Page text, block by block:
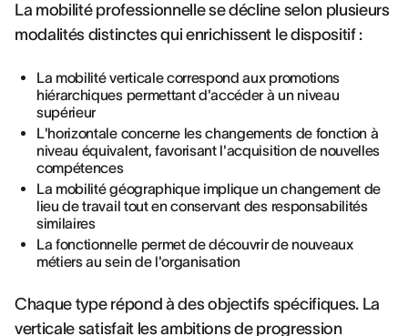
La mobilité professionnelle se décline selon plusieurs
modalités distinctes qui enrichissent le dispositif :
La mobilité verticale correspond aux promotions
hiérarchiques permettant d'accéder à un niveau
supérieur
L'horizontale concerne les changements de fonction à
niveau équivalent, favorisant l'acquisition de nouvelles
compétences
La mobilité géographique implique un changement de
lieu de travail tout en conservant des responsabilités
similaires
La fonctionnelle permet de découvrir de nouveaux
métiers au sein de l'organisation
Chaque type répond à des objectifs spécifiques. La
verticale satisfait les ambitions de progression